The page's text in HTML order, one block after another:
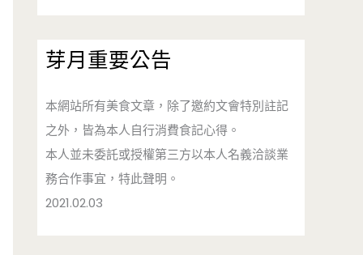
芽月重要公告
本網站所有美食文章，除了邀約文會特別註記
之外，皆為本人自行消費食記心得。
本人並未委託或授權第三方以本人名義洽談業
務合作事宜，特此聲明。
2021.02.03